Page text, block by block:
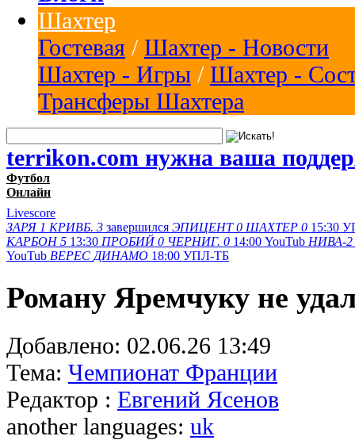
Шахтер
Гостевая / Шахтер - Новости
Шахтер - Игры / Шахтер -
Трансферы Шахтера
terrikon.com нужна ваша
Футбол
Онлайн
Livescore
ЗАРЯ 1 КРИВБ. 3 завершился ЭПИЦЕНТ 0 ШАХТЕР 0 15:30
КАРБОН 5 13:30 ПРОБИЙ 0 ЧЕРНИГ. 0 14:00 YouTub НИВА-2
YouTub ВЕРЕС ДИНАМО 18:00 УПЛ-ТБ
Роману Яремчуку не
Добавлено: 02.06.26 13:49
Тема: Чемпионат Франции
Редактор : Евгений Ясенов
another languages: uk